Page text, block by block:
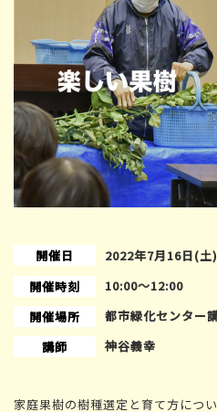
開催日
2022年7月16日(土)
開催時刻
10:00〜12:00
開催場所
都市緑化センター
講師
神谷義幸
家庭果樹の樹種選定と育て方につい